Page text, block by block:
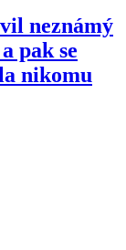
neznámý
pak se
nikomu